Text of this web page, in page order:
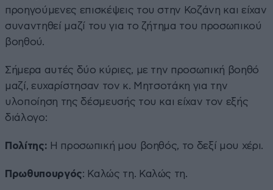
προηγούμενες επισκέψεις του στην Κοζάνη και είχαν
συναντηθεί μαζί του για το ζήτημα του προσωπικού
βοηθού.
Σήμερα αυτές δύο κύριες, με την προσωπική βοηθό
μαζί, ευχαρίστησαν τον κ. Μητσοτάκη για την
υλοποίηση της δέσμευσής του και είχαν τον εξής
διάλογο:
Πολίτης: Η προσωπική μου βοηθός, το δεξί μου χέρι.
Πρωθυπουργός: Καλώς τη. Καλώς τη.